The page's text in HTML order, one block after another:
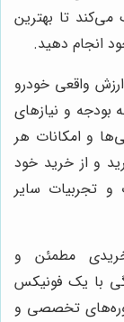
می‌کند تا بهترین
انجام دهید.
واقعی خودرو
بودجه و نیازهای
و امکانات هر
و از خرید خود
و تجربیات سایر
مطمئن و
با یک فونیکس
تخصصی و